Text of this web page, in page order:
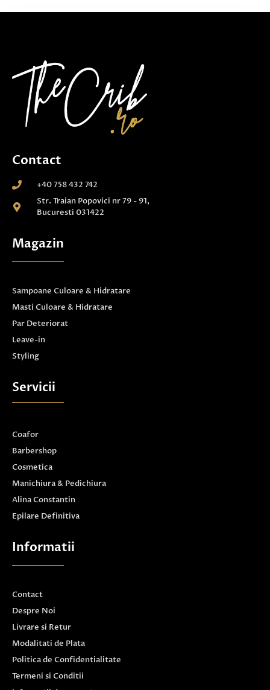
Contact
+40 758 432 742
Str. Traian Popovici nr 79 - 91,
Bucuresti 031422
Magazin
Sampoane Culoare & Hidratare
Masti Culoare & Hidratare
Par Deteriorat
Leave-in
Styling
Servicii
Coafor
Barbershop
Cosmetica
Manichiura & Pedichiura
Alina Constantin
Epilare Definitiva
Informatii
Contact
Despre Noi
Livrare si Retur
Modalitati de Plata
Politica de Confidentialitate
Termeni si Conditii